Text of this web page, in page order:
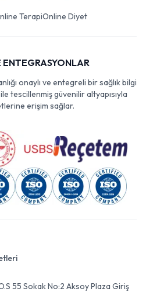
TerapiOnline Diyet
ENTEGRASYONLAR
onaylı ve entegreli bir sağlık bilgi
tescillenmiş güvenilir altyapısıyla
erişim sağlar.
55 Sokak No:2 Aksoy Plaza Giriş